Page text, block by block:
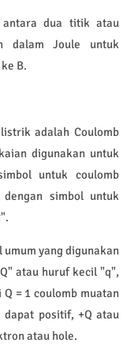
antara dua titik atau
dalam Joule untuk
B.
adalah Coulomb
digunakan untuk
untuk coulomb
simbol untuk
yang digunakan
atau huruf kecil "q",
= 1 coulomb muatan
dapat positif, +Q atau
atau hole.